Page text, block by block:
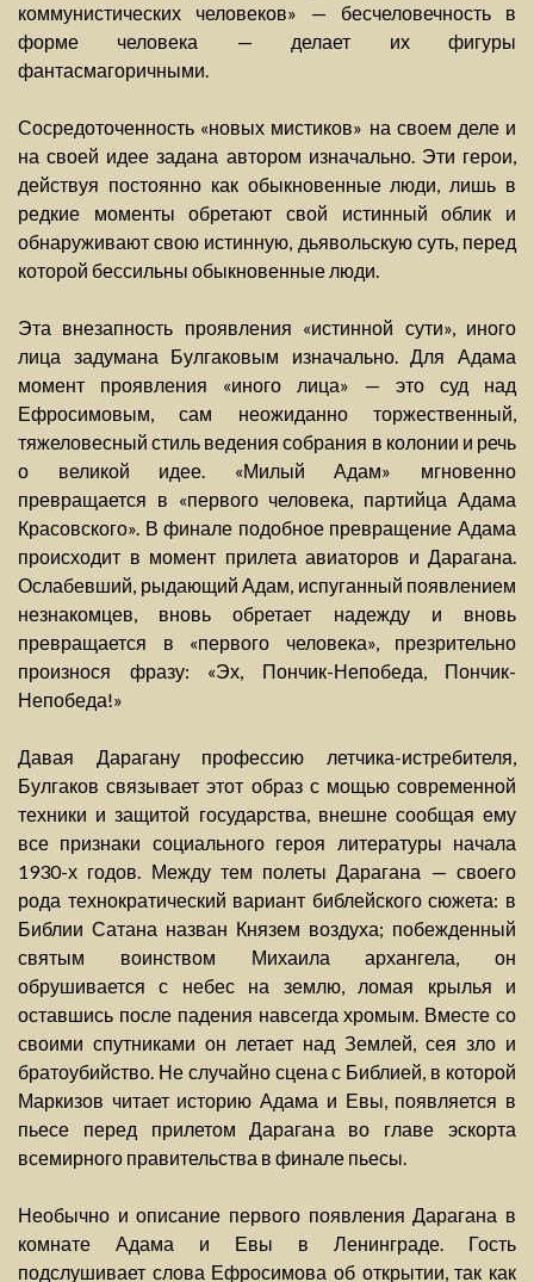
коммунистических человеков» — бесчеловечность в
форме человека — делает их фигуры
фантасмагоричными.
Сосредоточенность «новых мистиков» на своем деле и
на своей идее задана автором изначально. Эти герои,
действуя постоянно как обыкновенные люди, лишь в
редкие моменты обретают свой истинный облик и
обнаруживают свою истинную, дьявольскую суть, перед
которой бессильны обыкновенные люди.
Эта внезапность проявления «истинной сути», иного
лица задумана Булгаковым изначально. Для Адама
момент проявления «иного лица» — это суд над
Ефросимовым, сам неожиданно торжественный,
тяжеловесный стиль ведения собрания в колонии и речь
о великой идее. «Милый Адам» мгновенно
превращается в «первого человека, партийца Адама
Красовского». В финале подобное превращение Адама
происходит в момент прилета авиаторов и Дарагана.
Ослабевший, рыдающий Адам, испуганный появлением
незнакомцев, вновь обретает надежду и вновь
превращается в «первого человека», презрительно
произнося фразу: «Эх, Пончик-Непобеда, Пончик-
Непобеда!»
Давая Дарагану профессию летчика-истребителя,
Булгаков связывает этот образ с мощью современной
техники и защитой государства, внешне сообщая ему
все признаки социального героя литературы начала
1930-х годов. Между тем полеты Дарагана — своего
рода технократический вариант библейского сюжета: в
Библии Сатана назван Князем воздуха; побежденный
святым воинством Михаила архангела, он
обрушивается с небес на землю, ломая крылья и
оставшись после падения навсегда хромым. Вместе со
своими спутниками он летает над Землей, сея зло и
братоубийство. Не случайно сцена с Библией, в которой
Маркизов читает историю Адама и Евы, появляется в
пьесе перед прилетом Дарагана во главе эскорта
всемирного правительства в финале пьесы.
Необычно и описание первого появления Дарагана в
комнате Адама и Евы в Ленинграде. Гость
подслушивает слова Ефросимова об открытии, так как